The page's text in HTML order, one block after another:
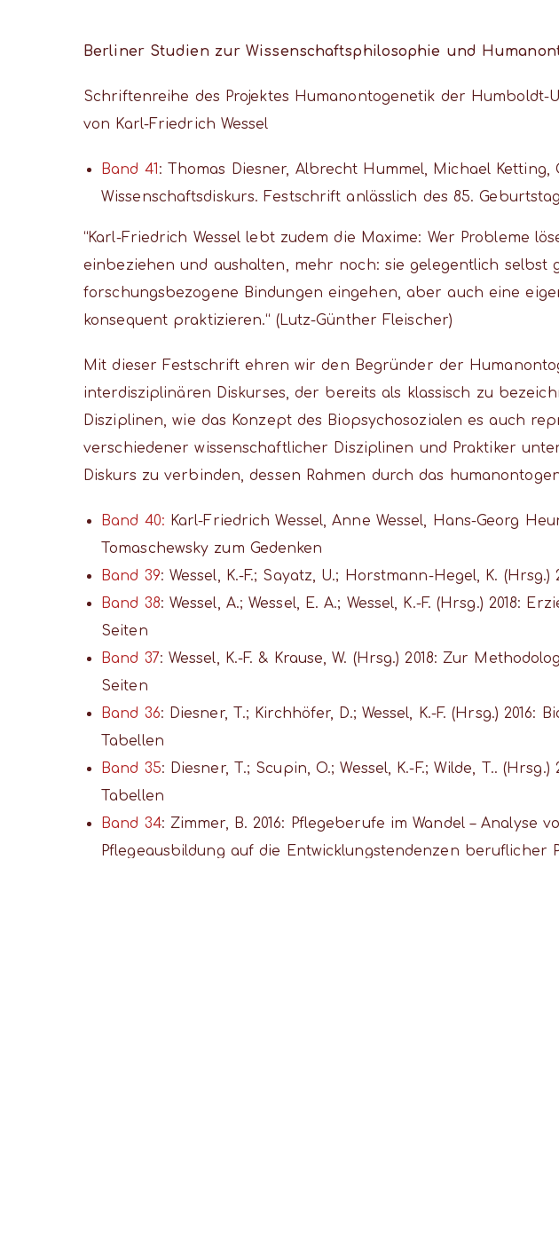
Berliner Studien zur Wissenschaftsphilosophie und
Schriftenreihe des Projektes Humanontogenetik der
von Karl-Friedrich Wessel
Band 41 : Thomas Diesner, Albrecht Hummel, Michael
Wissenschaftsdiskurs. Festschrift anlässlich des 85.
“Karl-Friedrich Wessel lebt zudem die Maxime: Wer Probleme
einbeziehen und aushalten, mehr noch: sie gelegentlich
forschungsbezogene Bindungen eingehen, aber auch eine
konsequent praktizieren.“ (Lutz-Günther Fleischer)
Mit dieser Festschrift ehren wir den Begründer der
interdisziplinären Diskurses, der bereits als klassisch zu
Disziplinen, wie das Konzept des Biopsychosozialen es auch
verschiedener wissenschaftlicher Disziplinen und Praktiker
Diskurs zu verbinden, dessen Rahmen durch das
Band 40: Karl-Friedrich Wessel, Anne Wessel, Hans-Georg
Tomaschewsky zum Gedenken
Band 39: Wessel, K.-F.; Sayatz, U.; Horstmann-Hegel, K.
Band 38: Wessel, A.; Wessel, E. A.; Wessel, K.-F. (Hrsg.) 2018:
Seiten
Band 37: Wessel, K.-F. & Krause, W. (Hrsg.) 2018: Zur
Seiten
Band 36: Diesner, T.; Kirchhöfer, D.; Wessel, K.-F. (Hrsg.)
Tabellen
Band 35: Diesner, T.; Scupin, O.; Wessel, K.-F.; Wilde, T..
Tabellen
Band 34: Zimmer, B. 2016: Pflegeberufe im Wandel –
Pflegeausbildung auf die Entwicklungstendenzen beruflicher